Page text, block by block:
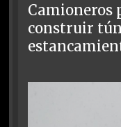
Camioneros
construir